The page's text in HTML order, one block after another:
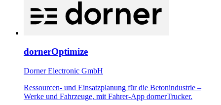
dornerOptimize
Dorner Electronic GmbH
Ressourcen- und Einsatzplanung für die Betonindustrie –
Werke und Fahrzeuge, mit Fahrer-App dornerTrucker.